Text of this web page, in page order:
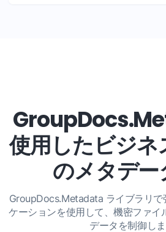
使用したビジ
のメタデー
GroupDocs.Metadata ライブラリで
ケーションを使用して、機密ファイ
データを制御しま